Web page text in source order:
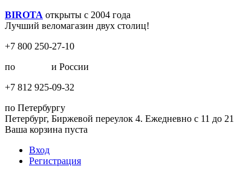
BIROTA открыты с 2004 года
Лучший веломагазин двух столиц!
+7 800 250-27-10
по
и России
+7 812 925-09-32
по Петербургу
Петербург, Биржевой переулок 4. Ежедневно с 11 до 21
Ваша корзина пуста
Вход
Регистрация